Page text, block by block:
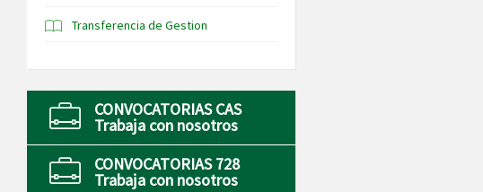
Transferencia de Gestion
CONVOCATORIAS CAS
Trabaja con nosotros
CONVOCATORIAS 728
Trabaja con nosotros